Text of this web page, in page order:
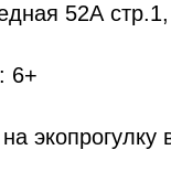
52А
6+